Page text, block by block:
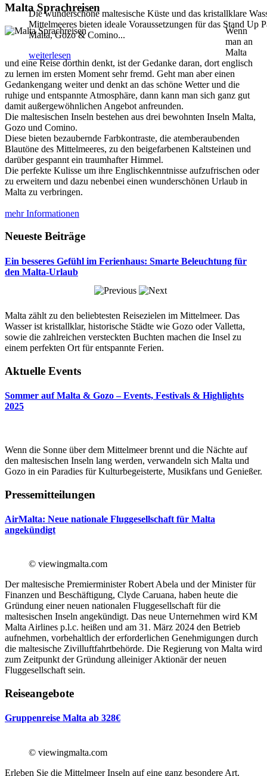
Die wunderschöne maltesische Küste und das kristallklare
Mittelmeeres bieten ideale Voraussetzungen für das Stand Up
Malta, Gozo & Comino...
weiterlesen
Malta Sprachreisen
Wenn
man an
Malta
und eine Reise dorthin denkt, ist der Gedanke daran, dort englisch
zu lernen im ersten Moment sehr fremd. Geht man aber einen
Gedankengang weiter und denkt an das schöne Wetter und die
ruhige und entspannte Atmosphäre, dann kann man sich ganz gut
damit außergewöhnlichen Angebot anfreunden.
Die maltesischen Inseln bestehen aus drei bewohnten Inseln Malta,
Gozo und Comino.
Diese bieten bezaubernde Farbkontraste, die atemberaubenden
Blautöne des Mittelmeeres, zu den beigefarbenen Kaltsteinen und
darüber gespannt ein traumhafter Himmel.
Die perfekte Kulisse um ihre Englischkenntnisse aufzufrischen oder
zu erweitern und dazu nebenbei einen wunderschönen Urlaub in
Malta zu verbringen.
mehr Informationen
Neueste Beiträge
Ein besseres Gefühl im Ferienhaus: Smarte Beleuchtung für
den Malta-Urlaub
Malta zählt zu den beliebtesten Reisezielen im Mittelmeer. Das
Wasser ist kristallklar, historische Städte wie Gozo oder Valletta,
sowie die zahlreichen versteckten Buchten machen die Insel zu
einem perfekten Ort für entspannte Ferien.
Aktuelle Events
Sommer auf Malta & Gozo – Events, Festivals & Highlights
2025
Wenn die Sonne über dem Mittelmeer brennt und die Nächte auf
den maltesischen Inseln lang werden, verwandeln sich Malta und
Gozo in ein Paradies für Kulturbegeisterte, Musikfans und Genießer.
Pressemitteilungen
AirMalta: Neue nationale Fluggesellschaft für Malta
angekündigt
© viewingmalta.com
Der maltesische Premierminister Robert Abela und der Minister für
Finanzen und Beschäftigung, Clyde Caruana, haben heute die
Gründung einer neuen nationalen Fluggesellschaft für die
maltesischen Inseln angekündigt. Das neue Unternehmen wird KM
Malta Airlines p.l.c. heißen und am 31. März 2024 den Betrieb
aufnehmen, vorbehaltlich der erforderlichen Genehmigungen durch
die maltesische Zivilluftfahrtbehörde. Die Regierung von Malta wird
zum Zeitpunkt der Gründung alleiniger Aktionär der neuen
Fluggesellschaft sein.
Reiseangebote
Gruppenreise Malta ab 328€
© viewingmalta.com
Erleben Sie die Mittelmeer Inseln auf eine ganz besondere Art.